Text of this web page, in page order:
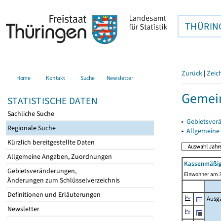
Home Kontakt Suche Newsletter
STATISTISCHE DATEN
Sachliche Suche
Regionale Suche
Kürzlich bereitgestellte Daten
Allgemeine Angaben, Zuordnungen
Gebietsveränderungen,
Änderungen zum Schlüsselverzeichnis
Definitionen und Erläuterungen
Newsletter
Zurück |
▸
▸
Einwohner am